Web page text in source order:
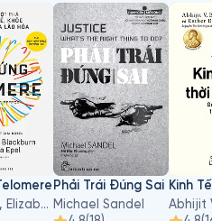
Elissa Epel, Elizabeth Blackburn
Phải Trái Đúng Sai
Michael Sandel